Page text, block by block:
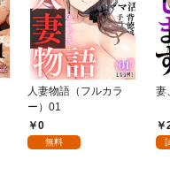
人妻物語（フルカラ
ー）01
0
無料
妻